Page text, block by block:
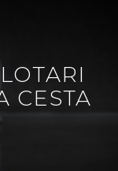
CESTA